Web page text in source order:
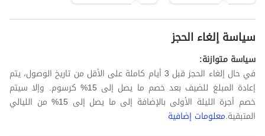
سياسة إلغاء الحجز
سياسة متوازنة:
في حال إلغاء الحجز قبل 3 أيام كاملة على الأقل من تاريخ الوصول، يتم
إعادة المبلغ للضيف بعد خصم ما يصل إلى 15% كرسوم. وإلا سيتم
خصم أجرة الليلة الأولى بالإضافة إلى ما يصل إلى 15% من الليالي
المتبقية.معلومات إضافية